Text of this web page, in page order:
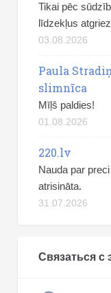
Tikai pēc
līdzekļus
03.08.2026
Paula
slimnīca
Mīļš paldies!
01.08.2026
220.lv
Nauda par
atrisināta.
31.07.2026
Связаться с